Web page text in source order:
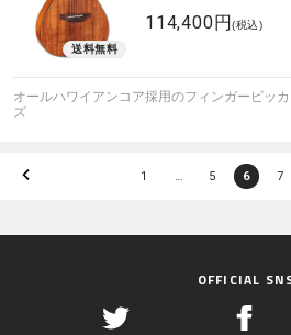
114,400円(税込)
オールハワイアンコア採用のフィンガーピッ
ズ
1 … 5 6 7
OFFICIAL